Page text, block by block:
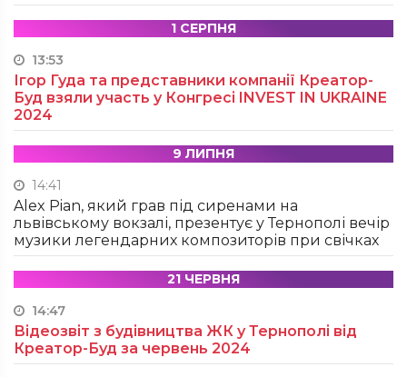
1 СЕРПНЯ
13:53
Ігор Гуда та представники компанії Креатор-
Буд взяли участь у Конгресі INVEST IN UKRAINE
2024
9 ЛИПНЯ
14:41
Alex Pian, який грав під сиренами на
львівському вокзалі, презентує у Тернополі вечір
музики легендарних композиторів при свічках
21 ЧЕРВНЯ
14:47
Відеозвіт з будівництва ЖК у Тернополі від
Креатор-Буд за червень 2024